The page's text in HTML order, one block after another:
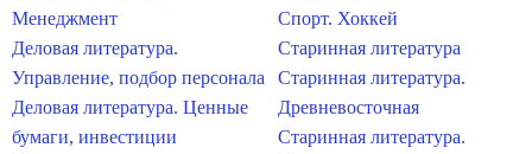
Менеджмент
Деловая литература.
Управление, подбор персонала
Деловая литература. Ценные
бумаги, инвестиции
Спорт. Хоккей
Старинная литература
Старинная литература.
Древневосточная
Старинная литература.